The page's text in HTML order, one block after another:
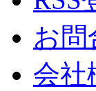
お問
会社